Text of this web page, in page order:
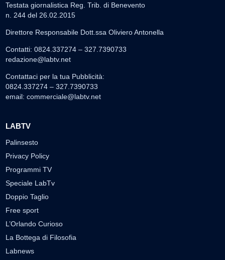
Testata giornalistica Reg. Trib. di Benevento
n. 244 del 26.02.2015
Direttore Responsabile Dott.ssa Oliviero Antonella
Contatti: 0824.337274 – 327.7390733
redazione@labtv.net
Contattaci per la tua Pubblicità:
0824.337274 – 327.7390733
email: commerciale@labtv.net
LABTV
Palinsesto
Privacy Policy
Programmi TV
Speciale LabTv
Doppio Taglio
Free sport
L’Orlando Curioso
La Bottega di Filosofia
Labnews